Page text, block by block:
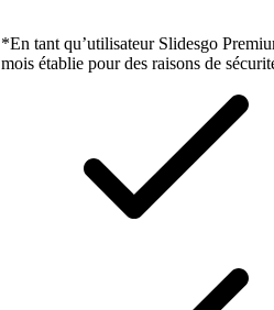
*En tant qu’utilisateur Slidesgo
mois établie pour des raisons de